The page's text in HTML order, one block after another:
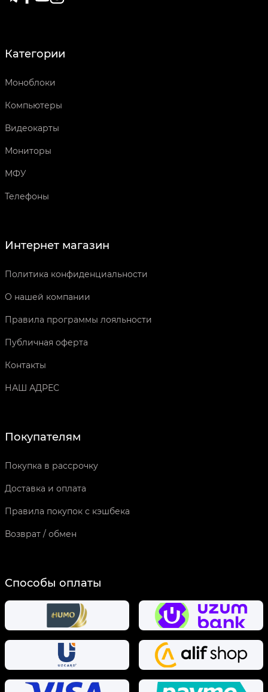
Категории
Моноблоки
Компьютеры
Видеокарты
Мониторы
МФУ
Телефоны
Интернет магазин
Политика конфиденциальности
О нашей компании
Правила программы лояльности
Публичная оферта
Контакты
НАШ АДРЕС
Покупателям
Покупка в рассрочку
Доставка и оплата
Правила покупок с кэшбека
Возврат / обмен
Способы оплаты